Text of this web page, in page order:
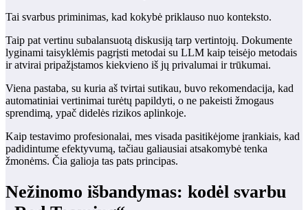
Tai svarbus priminimas, kad kokybė priklauso nuo konteksto.
Taip pat vertinu subalansuotą diskusiją tarp vertintojų. Dokumente
lyginami taisyklėmis pagrįsti metodai su LLM kaip teisėjo metodais
ir atvirai pripažįstamos kiekvieno iš jų privalumai ir trūkumai.
Viena pastaba, su kuria aš tvirtai sutikau, buvo rekomendacija, kad
automatiniai vertinimai turėtų papildyti, o ne pakeisti žmogaus
sprendimą, ypač didelės rizikos aplinkoje.
Kaip testavimo profesionalai, mes visada pasitikėjome įrankiais, kad
padidintume efektyvumą, tačiau galiausiai atsakomybė tenka
žmonėms. Čia galioja tas pats principas.
Nežinomo išbandymas: kodėl svarbu